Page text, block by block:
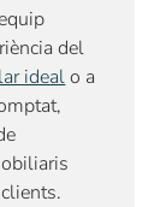
del
idealo a